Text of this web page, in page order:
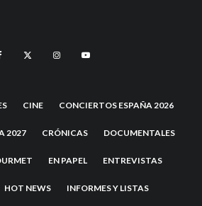
CINE CONCIERTOS ESPAÑA 2026
2027 CRÓNICAS DOCUMENTALES
EN PAPEL ENTREVISTAS
HOT NEWS INFORMES Y LISTAS